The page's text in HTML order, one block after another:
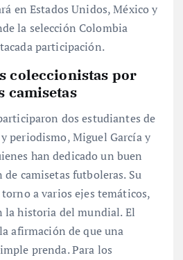
en Estados Unidos, México y
la selección Colombia
participación.
coleccionistas por
camisetas
dos estudiantes de
periodismo, Miguel García y
han dedicado un buen
camisetas futboleras. Su
a varios ejes temáticos,
la historia del mundial. El
afirmación de que una
prenda. Para los